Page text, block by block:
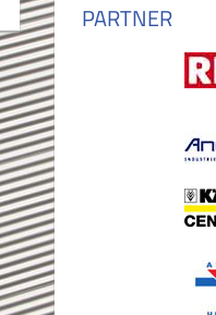
PARTNER